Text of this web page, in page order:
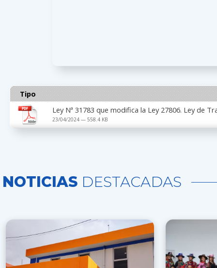
Tipo
Ley Nª 31783 que modifica la Ley 27806. Ley de
23/04/2024 — 558.4 KB
NOTICIAS DESTACADAS